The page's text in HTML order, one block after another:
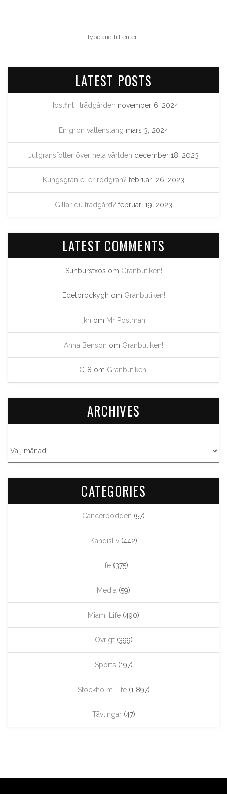
LATEST POSTS
Höstfint i trädgården november 6, 2024
En grön vattenslang mars 3, 2024
Julgransfötter över hela världen december 18, 2023
Kungsgran eller rödgran? februari 26, 2023
Gillar du trädgård? februari 19, 2023
LATEST COMMENTS
Sunburstxos om Granbutiken!
Edelbrockygh om Granbutiken!
jkn om Mr Postman
Anna Benson om Granbutiken!
C-8 om Granbutiken!
ARCHIVES
CATEGORIES
Cancerpodden (57)
Kändisliv(442)
Life(375)
Media (59)
Miami Life (490)
Övrigt(399)
Sports (197)
Stockholm Life(1 897)
Tävlingar(47)